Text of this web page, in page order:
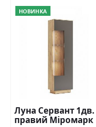
НОВИНКА
Луна Сервант 1дв.
правий Міромарк